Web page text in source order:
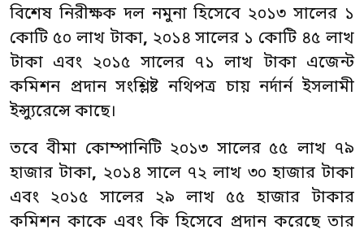
বিশেষ নিরীক্ষক দল নমুনা হিসেবে ২০১৩ সালের ১
কোটি ৫০ লাখ টাকা, ২০১৪ সালের ১ কোটি ৪৫ লাখ
টাকা এবং ২০১৫ সালের ৭১ লাখ টাকা এজেন্ট
কমিশন প্রদান সংশ্লিষ্ট নথিপত্র চায় নর্দার্ন ইসলামী
ইন্স্যুরেন্সে কাছে।
তবে বীমা কোম্পানিটি ২০১৩ সালের ৫৫ লাখ ৭৯
হাজার টাকা, ২০১৪ সালে ৭২ লাখ ৩০ হাজার টাকা
এবং ২০১৫ সালের ২৯ লাখ ৫৫ হাজার টাকার
কমিশন কাকে এবং কি হিসেবে প্রদান করেছে তার